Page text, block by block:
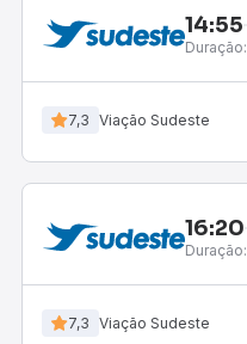
14:55
Duração:
7,3 Viação Sudeste
16:20
Duração:
7,3 Viação Sudeste